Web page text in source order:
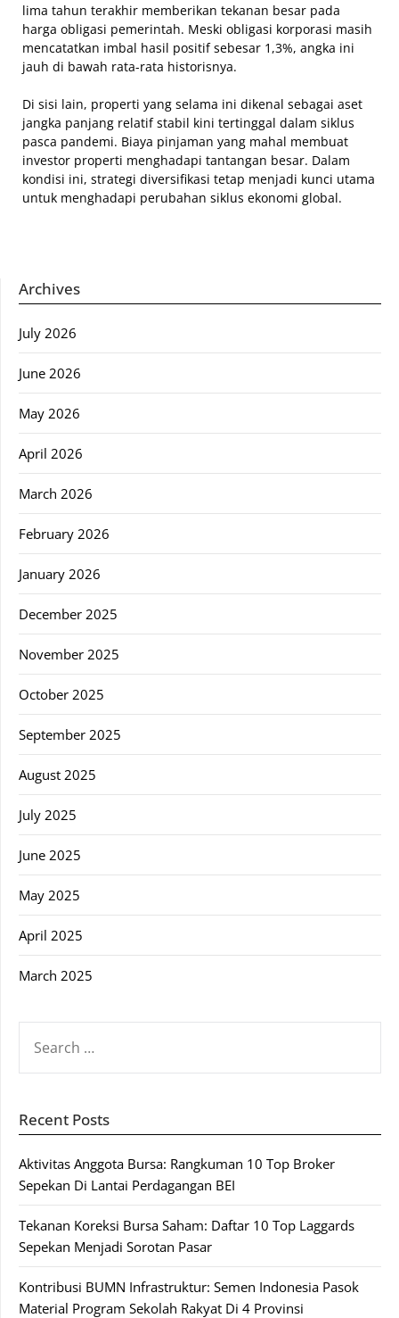
lima tahun terakhir memberikan tekanan besar pada
harga obligasi pemerintah. Meski obligasi korporasi masih
mencatatkan imbal hasil positif sebesar 1,3%, angka ini
jauh di bawah rata-rata historisnya.
Di sisi lain, properti yang selama ini dikenal sebagai aset
jangka panjang relatif stabil kini tertinggal dalam siklus
pasca pandemi. Biaya pinjaman yang mahal membuat
investor properti menghadapi tantangan besar. Dalam
kondisi ini, strategi diversifikasi tetap menjadi kunci utama
untuk menghadapi perubahan siklus ekonomi global.
Archives
July 2026
June 2026
May 2026
April 2026
March 2026
February 2026
January 2026
December 2025
November 2025
October 2025
September 2025
August 2025
July 2025
June 2025
May 2025
April 2025
March 2025
FOR:
Recent Posts
Aktivitas Anggota Bursa: Rangkuman 10 Top Broker
Sepekan Di Lantai Perdagangan BEI
Tekanan Koreksi Bursa Saham: Daftar 10 Top Laggards
Sepekan Menjadi Sorotan Pasar
Kontribusi BUMN Infrastruktur: Semen Indonesia Pasok
Material Program Sekolah Rakyat Di 4 Provinsi